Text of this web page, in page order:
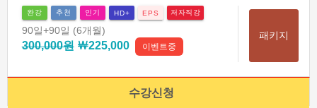
완강 추천 인기 HD+ EPS 저자직강
90일+90일 (6개월)
300,000원￦225,000 이벤트중
패키지
수강신청